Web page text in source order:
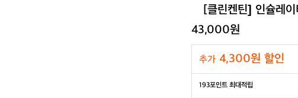
[클린켄틴] 인슐레
43,000원
추가 4,300원 할인
193포인트 최대적립